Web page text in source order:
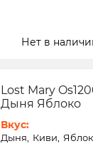
Нет в
Lost Mary
Дыня Яблоко
Вкус:
Дыня Киви